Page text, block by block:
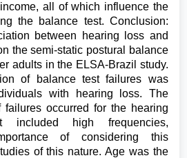
all of which influence the
the balance test. Conclusion:
between hearing loss and
the semi-static postural balance
adults in the ELSA-Brazil study.
of balance test failures was
with hearing loss. The
failures occurred for the hearing
included high frequencies,
of considering this
of this nature. Age was the